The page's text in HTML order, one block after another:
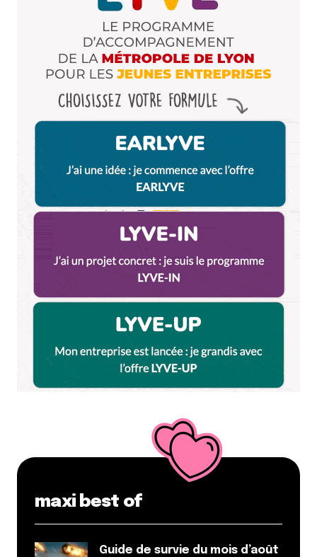
navigateur pour mon prochain commentaire.
Et bim !
maxi best of
Guide de survie du mois d’août